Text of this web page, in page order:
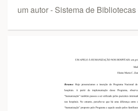
um autor - Sistema de